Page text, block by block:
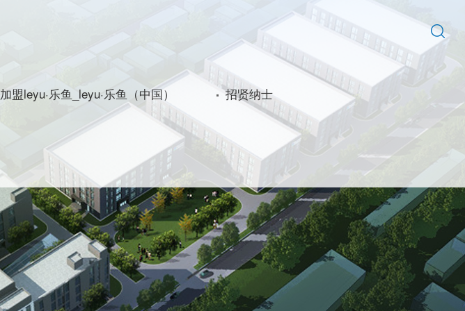
加盟leyu·乐鱼_leyu·乐鱼（中国） 招贤纳士